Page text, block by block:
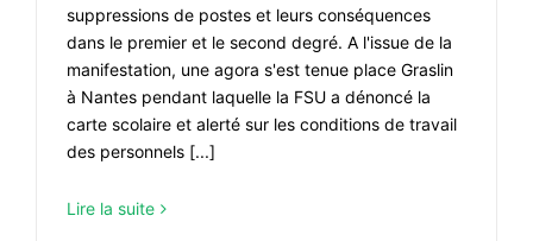
#PRESSE
#ARCHIVES
suppressions de postes et leurs conséquences
dans le premier et le second degré. A l'issue de la
manifestation, une agora s'est tenue place Graslin
à Nantes pendant laquelle la FSU a dénoncé la
carte scolaire et alerté sur les conditions de travail
des personnels [...]
Lire la suite